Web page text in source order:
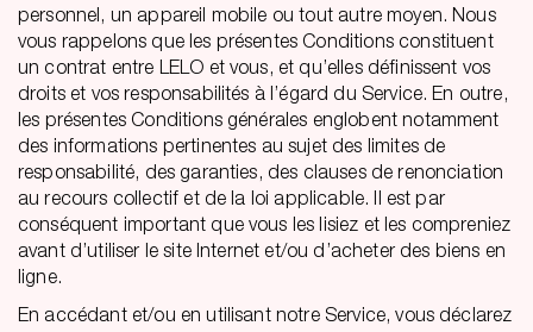
personnel, un appareil mobile ou tout autre moyen. Nous
vous rappelons que les présentes Conditions constituent
un contrat entre LELO et vous, et qu’elles définissent vos
droits et vos responsabilités à l’égard du Service. En outre,
les présentes Conditions générales englobent notamment
des informations pertinentes au sujet des limites de
responsabilité, des garanties, des clauses de renonciation
au recours collectif et de la loi applicable. Il est par
conséquent important que vous les lisiez et les compreniez
avant d’utiliser le site Internet et/ou d’acheter des biens en
ligne.
En accédant et/ou en utilisant notre Service, vous déclarez